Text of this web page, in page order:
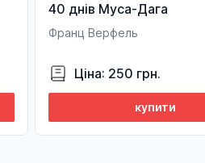
40 днів Муса-Дага
Франц Верфель
Ціна: 250 грн.
купити